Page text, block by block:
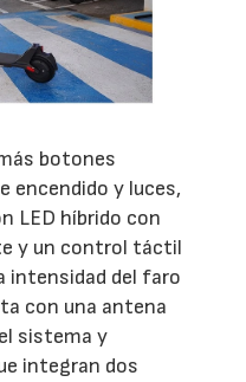
botones
encendido y luces,
LED híbrido con
y un control táctil
intensidad del faro
con una antena
sistema y
integran dos